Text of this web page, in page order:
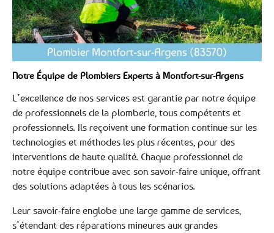
Notre Équipe de Plombiers Experts à Montfort-sur-Argens
L’excellence de nos services est garantie par notre équipe
de professionnels de la plomberie, tous compétents et
professionnels. Ils reçoivent une formation continue sur les
technologies et méthodes les plus récentes, pour des
interventions de haute qualité. Chaque professionnel de
notre équipe contribue avec son savoir-faire unique, offrant
des solutions adaptées à tous les scénarios.
Leur savoir-faire englobe une large gamme de services,
s’étendant des réparations mineures aux grandes